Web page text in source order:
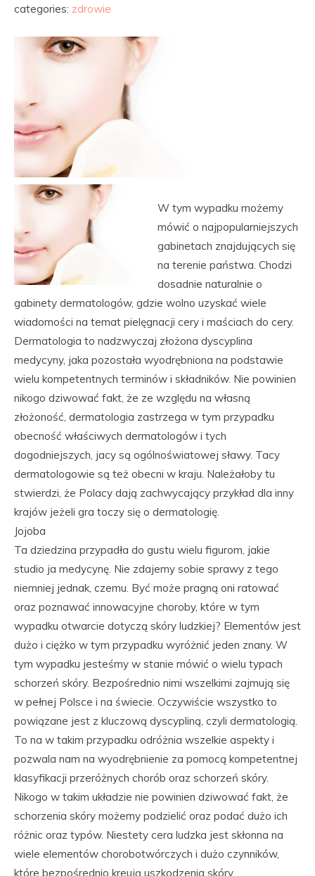
categories: zdrowie
W tym wypadku możemy
mówić o najpopularniejszych
gabinetach znajdujących się
na terenie państwa. Chodzi
dosadnie naturalnie o
gabinety dermatologów, gdzie wolno uzyskać wiele
wiadomości na temat pielęgnacji cery i maściach do cery.
Dermatologia to nadzwyczaj złożona dyscyplina
medycyny, jaka pozostała wyodrębniona na podstawie
wielu kompetentnych terminów i składników. Nie powinien
nikogo dziwować fakt, że ze względu na własną
złożoność, dermatologia zastrzega w tym przypadku
obecność właściwych dermatologów i tych
dogodniejszych, jacy są ogólnoświatowej sławy. Tacy
dermatologowie są też obecni w kraju. Należałoby tu
stwierdzi, że Polacy dają zachwycający przykład dla inny
krajów jeżeli gra toczy się o dermatologię.
Jojoba
Ta dziedzina przypadła do gustu wielu figurom, jakie
studio ja medycynę. Nie zdajemy sobie sprawy z tego
niemniej jednak, czemu. Być może pragną oni ratować
oraz poznawać innowacyjne choroby, które w tym
wypadku otwarcie dotyczą skóry ludzkiej? Elementów jest
dużo i ciężko w tym przypadku wyróżnić jeden znany. W
tym wypadku jesteśmy w stanie mówić o wielu typach
schorzeń skóry. Bezpośrednio nimi wszelkimi zajmują się
w pełnej Polsce i na świecie. Oczywiście wszystko to
powiązane jest z kluczową dyscypliną, czyli dermatologią.
To na w takim przypadku odróżnia wszelkie aspekty i
pozwala nam na wyodrębnienie za pomocą kompetentnej
klasyfikacji przeróżnych chorób oraz schorzeń skóry.
Nikogo w takim układzie nie powinien dziwować fakt, że
schorzenia skóry możemy podzielić oraz podać dużo ich
różnic oraz typów. Niestety cera ludzka jest skłonna na
wiele elementów chorobotwórczych i dużo czynników,
które bezpośrednio kreują uszkodzenia skóry.